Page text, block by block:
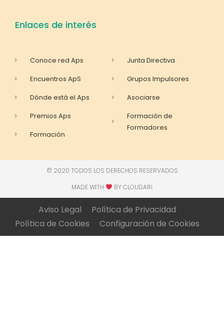
Enlaces de interés
Conoce red Aps
Encuentros ApS
Dónde está el Aps
Premios Aps
Formación
Junta Directiva
Grupos Impulsores
Asociarse
Formación de
Formadores
© 2020 TODOS LOS DERECHOS RESERVADOS
MADE WITH
BY CLOUDARI​
Aviso Legal
Política de Privacidad
Política de Cookies
Configuración de Cookies